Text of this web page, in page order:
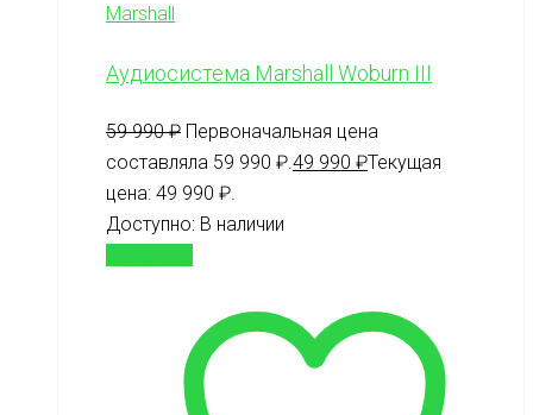
Marshall
Аудиосистема Marshall Woburn III
59 990₽ Первоначальная цена
составляла 59 990 ₽.49 990 ₽Текущая
цена: 49 990 ₽.
Доступно: В наличии